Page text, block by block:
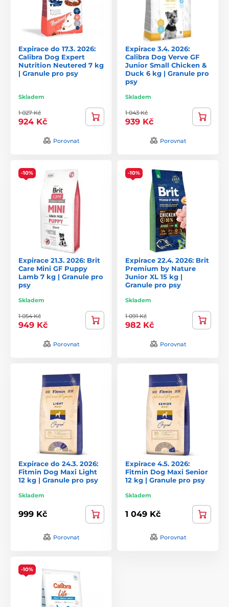
Expirace do 17.3. 2026:
Calibra Dog Expert
Nutrition Neutered 7 kg
| Granule pro psy
Skladem
1 027 Kč
924 Kč
Porovnat
Expirace 3.4. 2026:
Calibra Dog Verve GF
Junior Small Chicken &
Duck 6 kg | Granule pro
psy
Skladem
1 043 Kč
939 Kč
Porovnat
-10%
Expirace 21.3. 2026: Brit
Care Mini GF Puppy
Lamb 7 kg | Granule pro
psy
Skladem
1 054 Kč
949 Kč
Porovnat
-10%
Expirace 22.4. 2026: Brit
Premium by Nature
Junior XL 15 kg |
Granule pro psy
Skladem
1 091 Kč
982 Kč
Porovnat
Expirace do 24.3. 2026:
Fitmin Dog Maxi Light
12 kg | Granule pro psy
Skladem
999 Kč
Porovnat
Expirace 4.5. 2026:
Fitmin Dog Maxi Senior
12 kg | Granule pro psy
Skladem
1 049 Kč
Porovnat
-10%